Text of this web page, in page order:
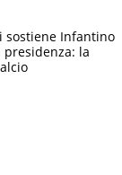
sostiene Infantino
la